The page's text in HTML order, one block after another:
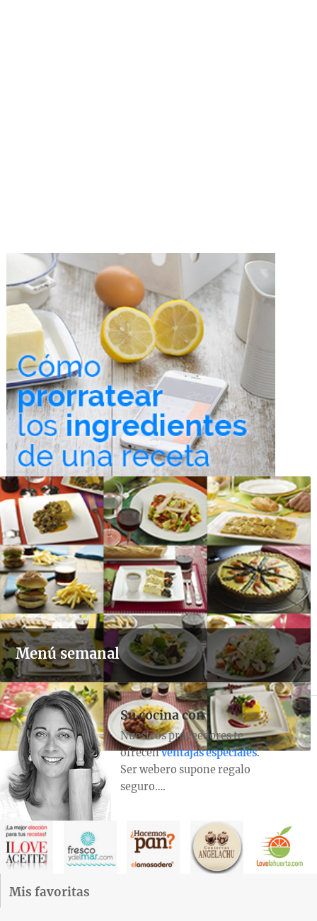
Menú semanal
Su cocina con
Nuestros proveedores te
ofrecenventajas especiales.
Ser webero supone regalo
seguro….
Mis favoritas